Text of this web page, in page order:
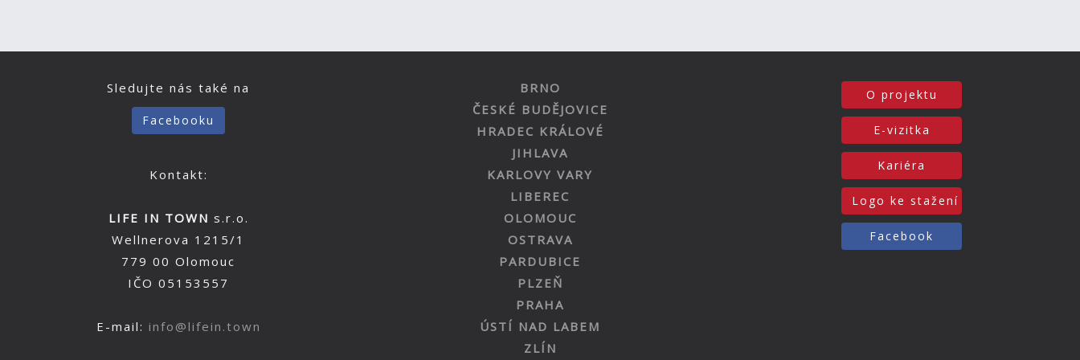
Sledujte nás také na
Facebooku
Kontakt:
LIFE IN TOWN s.r.o.
Wellnerova 1215/1
779 00 Olomouc
IČO 05153557
E-mail: info@lifein.town
BRNO
ČESKÉ BUDĚJOVICE
HRADEC KRÁLOVÉ
JIHLAVA
KARLOVY VARY
LIBEREC
OLOMOUC
OSTRAVA
PARDUBICE
PLZEŇ
PRAHA
ÚSTÍ NAD LABEM
ZLÍN
O projektu
E-vizitka
Kariéra
Logo ke stažení
Facebook